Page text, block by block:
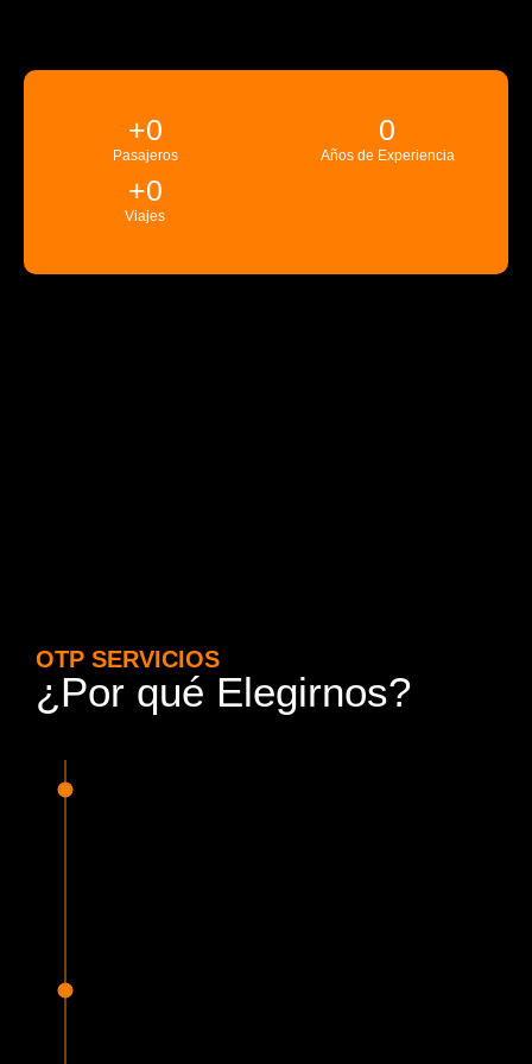
Pasajeros
+0
Años de Experiencia
0
Viajes
+0
OTP SERVICIOS
¿Por qué Elegirnos?